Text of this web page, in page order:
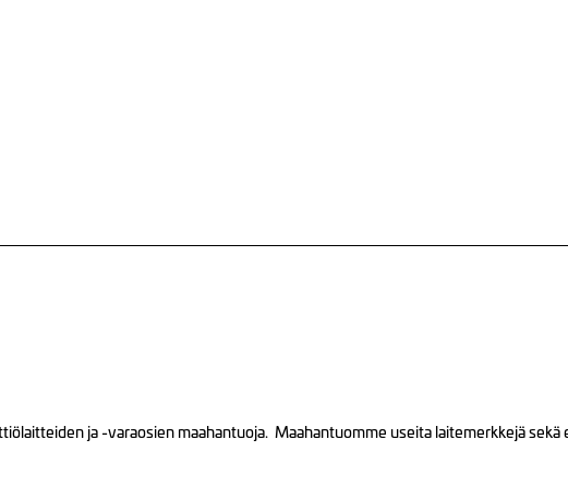
ja -varaosien maahantuoja. Maahantuomme useita laitemerkkejä